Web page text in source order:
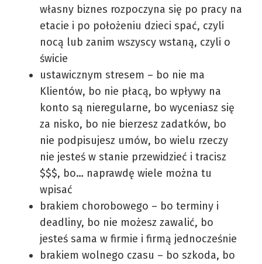
własny biznes rozpoczyna się po pracy na
etacie i po położeniu dzieci spać, czyli
nocą lub zanim wszyscy wstaną, czyli o
świcie
ustawicznym stresem – bo nie ma
Klientów, bo nie płacą, bo wpływy na
konto są nieregularne, bo wyceniasz się
za nisko, bo nie bierzesz zadatków, bo
nie podpisujesz umów, bo wielu rzeczy
nie jesteś w stanie przewidzieć i tracisz
$$$, bo… naprawdę wiele można tu
wpisać
brakiem chorobowego – bo terminy i
deadliny, bo nie możesz zawalić, bo
jesteś sama w firmie i firmą jednocześnie
brakiem wolnego czasu – bo szkoda, bo